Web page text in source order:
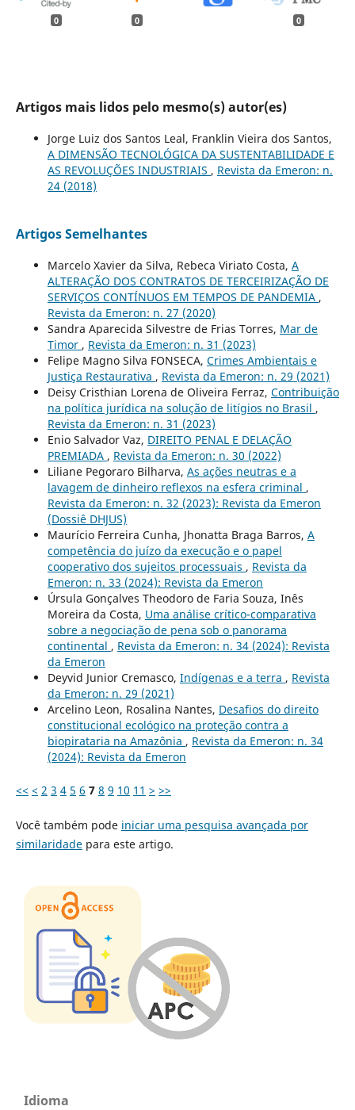
0 0 0
Artigos mais lidos pelo mesmo(s) autor(es)
Jorge Luiz dos Santos Leal, Franklin Vieira dos Santos,
A DIMENSÃO TECNOLÓGICA DA SUSTENTABILIDADE E
AS REVOLUÇÕES INDUSTRIAIS , Revista da Emeron: n.
24 (2018)
Artigos Semelhantes
Marcelo Xavier da Silva, Rebeca Viriato Costa, A
ALTERAÇÃO DOS CONTRATOS DE TERCEIRIZAÇÃO DE
SERVIÇOS CONTÍNUOS EM TEMPOS DE PANDEMIA ,
Revista da Emeron: n. 27 (2020)
Sandra Aparecida Silvestre de Frias Torres, Mar de
Timor , Revista da Emeron: n. 31 (2023)
Felipe Magno Silva FONSECA, Crimes Ambientais e
Justiça Restaurativa , Revista da Emeron: n. 29 (2021)
Deisy Cristhian Lorena de Oliveira Ferraz, Contribuição
na política jurídica na solução de litígios no Brasil ,
Revista da Emeron: n. 31 (2023)
Enio Salvador Vaz, DIREITO PENAL E DELAÇÃO
PREMIADA , Revista da Emeron: n. 30 (2022)
Liliane Pegoraro Bilharva, As ações neutras e a
lavagem de dinheiro reflexos na esfera criminal ,
Revista da Emeron: n. 32 (2023): Revista da Emeron
(Dossiê DHJUS)
Maurício Ferreira Cunha, Jhonatta Braga Barros, A
competência do juízo da execução e o papel
cooperativo dos sujeitos processuais , Revista da
Emeron: n. 33 (2024): Revista da Emeron
Úrsula Gonçalves Theodoro de Faria Souza, Inês
Moreira da Costa, Uma análise crítico-comparativa
sobre a negociação de pena sob o panorama
continental , Revista da Emeron: n. 34 (2024): Revista
da Emeron
Deyvid Junior Cremasco, Indígenas e a terra , Revista
da Emeron: n. 29 (2021)
Arcelino Leon, Rosalina Nantes, Desafios do direito
constitucional ecológico na proteção contra a
biopirataria na Amazônia , Revista da Emeron: n. 34
(2024): Revista da Emeron
<< < 2 3 4 5 6 7 8 9 10 11 > >>
Você também pode iniciar uma pesquisa avançada por
similaridadepara este artigo.
Idioma